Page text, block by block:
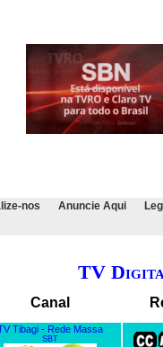
nos Anuncie Aqui
TV
Canal
Tibagi - Rede Massa
SBT